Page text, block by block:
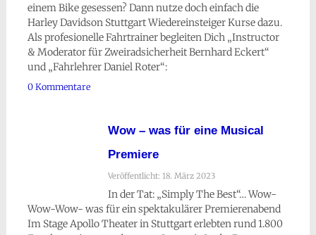
einem Bike gesessen? Dann nutze doch einfach die
Harley Davidson Stuttgart Wiedereinsteiger Kurse dazu.
Als profesionelle Fahrtrainer begleiten Dich „Instructor
& Moderator für Zweiradsicherheit Bernhard Eckert“
und „Fahrlehrer Daniel Roter“:
0 Kommentare
Wow – was für eine Musical
Premiere
Veröffentlicht: 18. März 2023
In der Tat: „Simply The Best“… Wow-
Wow-Wow- was für ein spektakulärer Premierenabend
Im Stage Apollo Theater in Stuttgart erlebten rund 1.800